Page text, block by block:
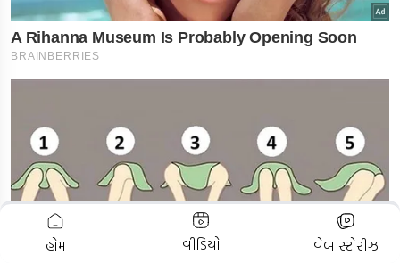
ADVERTISEMENT
હોમ વીડિયો વેબ સ્ટોરીઝ